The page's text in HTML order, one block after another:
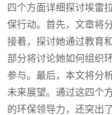
四个方面详细探讨埃雷
保行动。首先，文章将
接着，探讨她通过教育
部分将讨论她如何组织
参与。最后，本文将分
未来展望。通过这四个
的环保领导力，还突出